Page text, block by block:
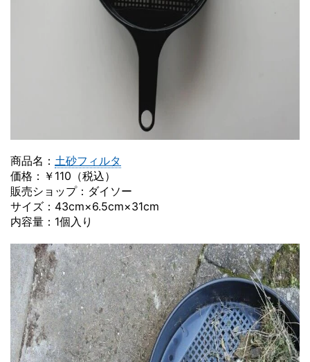
商品名： 土砂フィルタ
価格：￥110（税込）
販売ショップ：ダイソー
サイズ：43cm×6.5cm×31cm
内容量：1個入り